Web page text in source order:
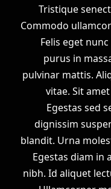
Tristique
Commodo
Felis eget
purus in
pulvinar mattis.
vitae. Sit
Egestas sed
dignissim
blandit. Urna
Egestas diam in
nibh. Id aliquet